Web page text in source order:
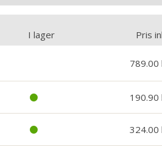
I lager Pris
789.00
190.90
324.00